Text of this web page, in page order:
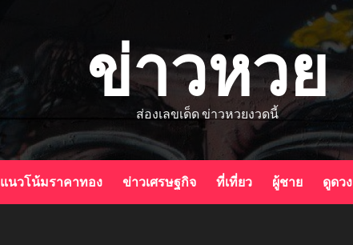
ข่าวหวย
ส่องเลขเด็ด ข่าวหวยงวดนี้
แนวโน้มราคาทอง ข่าวเศรษฐกิจ ที่เที่ยว ผู้ชาย ดูดวง